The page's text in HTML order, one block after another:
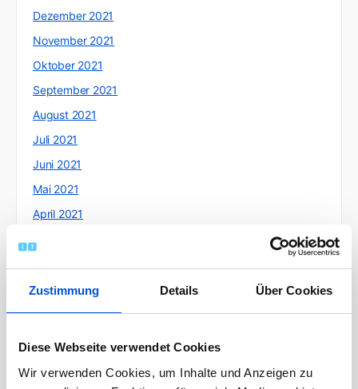
Zustimmung Details Über Cookies
Diese Webseite verwendet Cookies
Wir verwenden Cookies, um Inhalte und Anzeigen zu
Dezember 2021
November 2021
Oktober 2021
September 2021
August 2021
Juli 2021
Juni 2021
Mai 2021
April 2021
Januar 2021
Dezember 2020